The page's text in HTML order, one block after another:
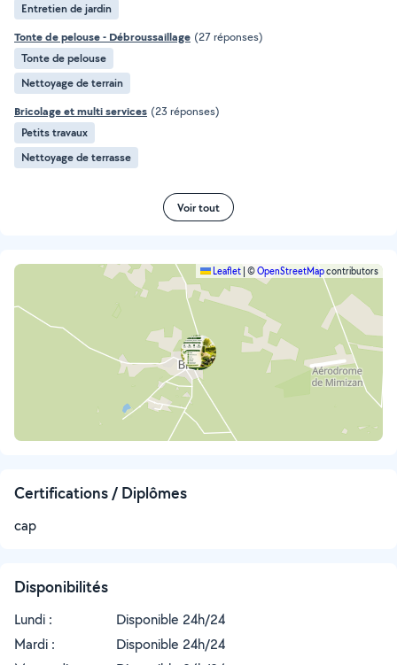
Entretien de jardin
Tonte de pelouse - Débroussaillage (27 réponses)
Tonte de pelouse
Nettoyage de terrain
Bricolage et multi services (23 réponses)
Petits travaux
Nettoyage de terrasse
Voir tout
Leaflet ©OpenStreetMapcontributors
Certifications / Diplômes
cap
Disponibilités
Lundi :
Disponible 24h/24
Mardi :
Disponible 24h/24